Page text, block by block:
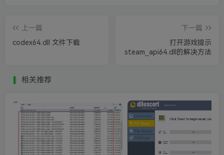
上一篇
codex64.dll 文件下载
下一篇
打开游戏提示
steam_api64.dll的解决方法
相关推荐